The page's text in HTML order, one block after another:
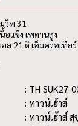
วิท 31
อแข็ง เพดานสูง
ล 21 ดิ เอ็มควอเทียร์
: TH SUK27-
: ทาวน์เฮ้าส์
: ทาวน์เฮ้าส์ สุ